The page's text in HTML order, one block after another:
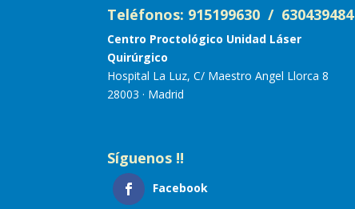
Teléfonos: 915199630 / 630439484
Centro Proctológico Unidad Láser
Quirúrgico
Hospital La Luz, C/ Maestro Angel Llorca 8
28003 · Madrid
Síguenos !!
Facebook